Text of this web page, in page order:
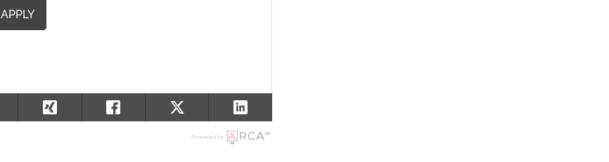
APPLY
Powered by